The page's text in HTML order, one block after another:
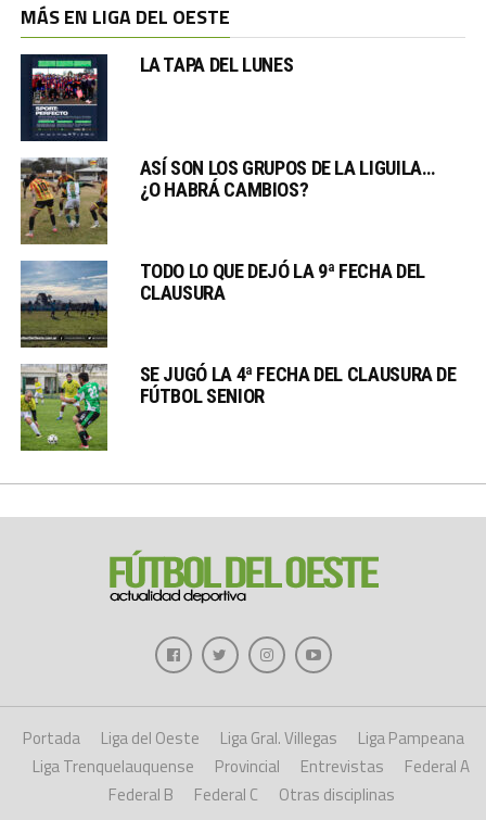
MÁS EN LIGA DEL OESTE
LA TAPA DEL LUNES
ASÍ SON LOS GRUPOS DE LA LIGUILA…
¿O HABRÁ CAMBIOS?
TODO LO QUE DEJÓ LA 9ª FECHA DEL
CLAUSURA
SE JUGÓ LA 4ª FECHA DEL CLAUSURA DE
FÚTBOL SENIOR
Portada Liga del Oeste Liga Gral. Villegas
Liga Pampeana
Liga Trenquelauquense
Provincial Entrevistas
Federal A
Federal B
Federal C Otras disciplinas